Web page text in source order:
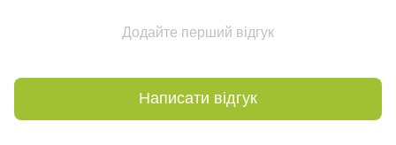
Додайте перший відгук
Написати відгук